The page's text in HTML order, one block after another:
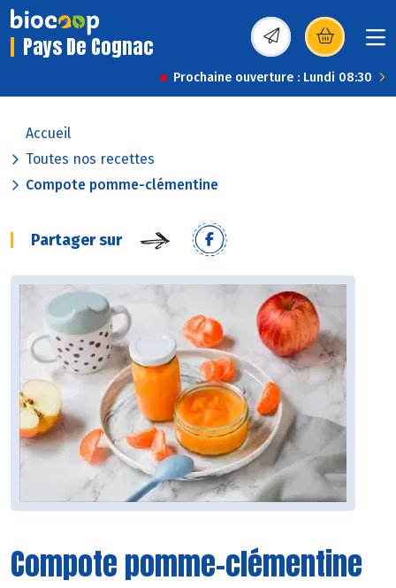
Pays De Cognac (s’ouvre dans une
Prochaine ouverture : Lundi 08:30
Accueil
Toutes nos recettes
Compote pomme-clémentine
Partager sur
Compote pomme-clémentine